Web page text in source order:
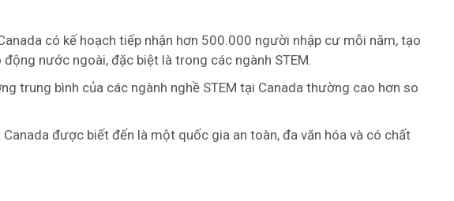
có kế hoạch tiếp nhận hơn 500.000 người nhập cư mỗi năm, tạo
nước ngoài, đặc biệt là trong các ngành STEM.
trung bình của các ngành nghề STEM tại Canada thường cao hơn so
Canada được biết đến là một quốc gia an toàn, đa văn hóa và có chất